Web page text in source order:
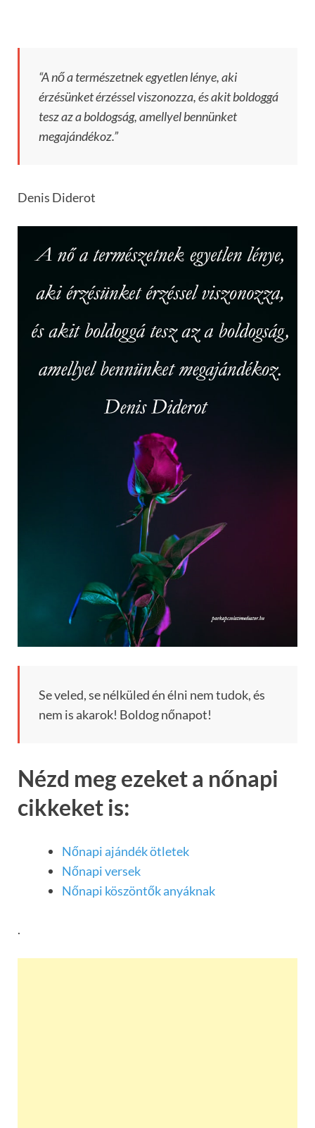
“A nő a természetnek egyetlen lénye, aki
érzésünket érzéssel viszonozza, és akit boldoggá
tesz az a boldogság, amellyel bennünket
megajándékoz.”
Denis Diderot
Se veled, se nélküled én élni nem tudok, és
nem is akarok! Boldog nőnapot!
Nézd meg ezeket a nőnapi
cikkeket is:
Nőnapi ajándék ötletek
Nőnapi versek
Nőnapi köszöntők anyáknak
.